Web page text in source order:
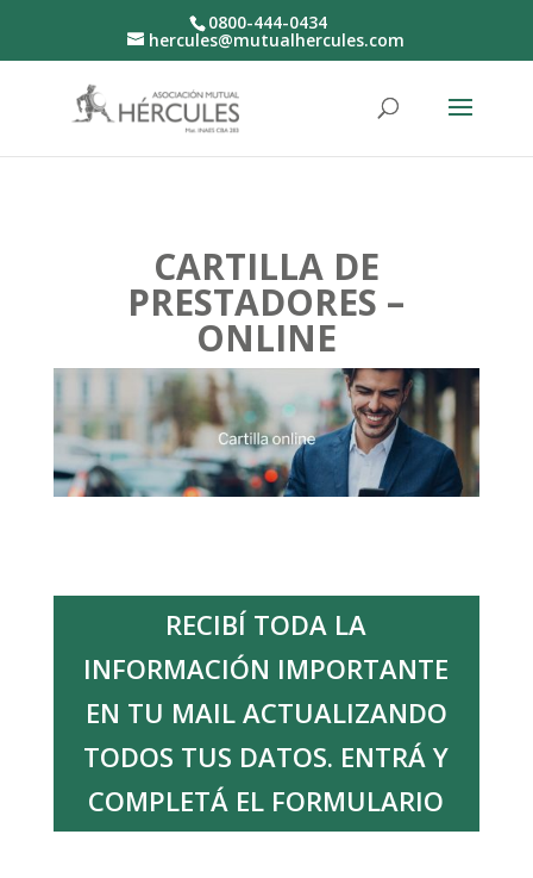
0800-444-0434
hercules@mutualhercules.com
CARTILLA DE
PRESTADORES –
ONLINE
RECIBÍ TODA LA
INFORMACIÓN IMPORTANTE
EN TU MAIL ACTUALIZANDO
TODOS TUS DATOS. ENTRÁ Y
COMPLETÁ EL FORMULARIO